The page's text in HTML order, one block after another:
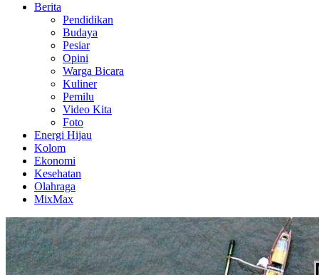
Berita
Pendidikan
Budaya
Pesiar
Opini
Warga Bicara
Kuliner
Pemilu
Video Kita
Foto
Energi Hijau
Kolom
Ekonomi
Kesehatan
Olahraga
MixMax